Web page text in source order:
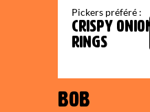
Pickers préféré :
CRISPY ONION
RINGS
BOB